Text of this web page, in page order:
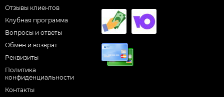
Отзывы клиентов
Клубная программа
Вопросы и ответы
Обмен и возврат
Реквизиты
Политика
конфиденциальности
Контакты